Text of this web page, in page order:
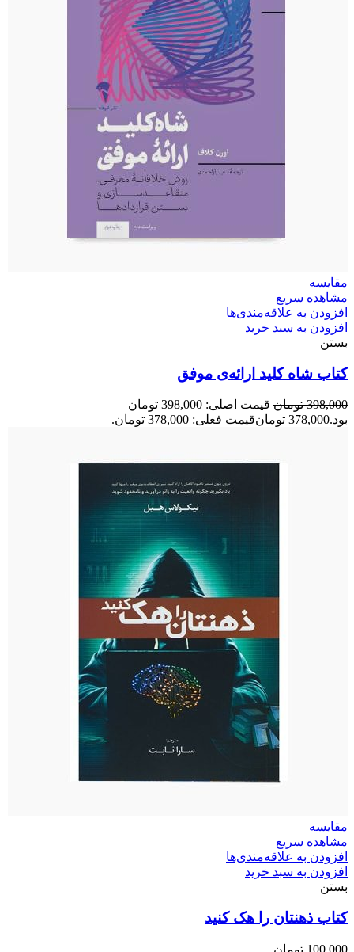
مقایسه
مشاهده سریع
افزودن به علاقه‌مندی‌ها
افزودن به سبد خرید
بستن
کتاب شاه کلید ارائه‌ی موفق
398,000 تومان
قیمت اصلی: 398,000 تومان
بود.378,000 تومانقیمت فعلی: 378,000 تومان.
مقایسه
مشاهده سریع
افزودن به علاقه‌مندی‌ها
افزودن به سبد خرید
بستن
کتاب ذهنتان را هک کنید
100,000 تومان